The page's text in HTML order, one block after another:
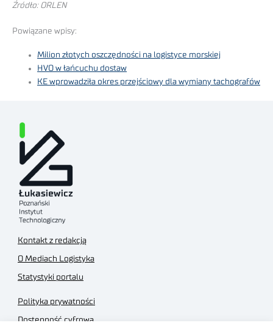
Źródło: ORLEN
Powiązane wpisy:
Milion złotych oszczędności na logistyce morskiej
HVO w łańcuchu dostaw
KE wprowadziła okres przejściowy dla wymiany tachografów
Kontakt z redakcją
O Mediach Logistyka
Statystyki portalu
Polityka prywatności
Dostępność cyfrowa